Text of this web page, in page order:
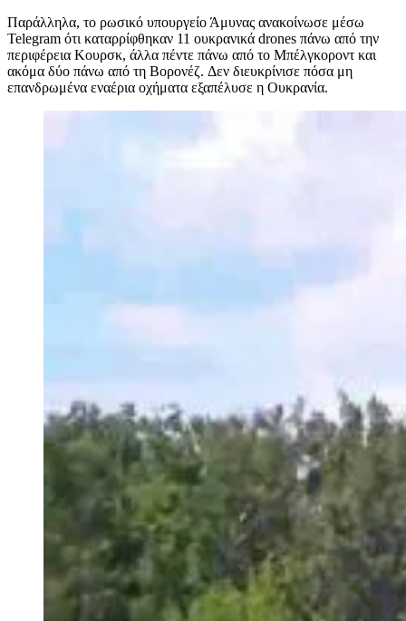
Παράλληλα, το ρωσικό υπουργείο Άμυνας ανακοίνωσε μέσω
Telegram ότι καταρρίφθηκαν 11 ουκρανικά drones πάνω από την
περιφέρεια Κουρσκ, άλλα πέντε πάνω από το Μπέλγκοροντ και
ακόμα δύο πάνω από τη Βορονέζ. Δεν διευκρίνισε πόσα μη
επανδρωμένα εναέρια οχήματα εξαπέλυσε η Ουκρανία.